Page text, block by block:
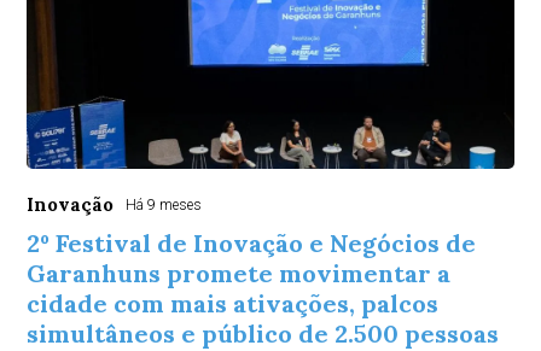
Inovação Há 9 meses
2º Festival de Inovação e Negócios de
Garanhuns promete movimentar a
cidade com mais ativações, palcos
simultâneos e público de 2.500 pessoas